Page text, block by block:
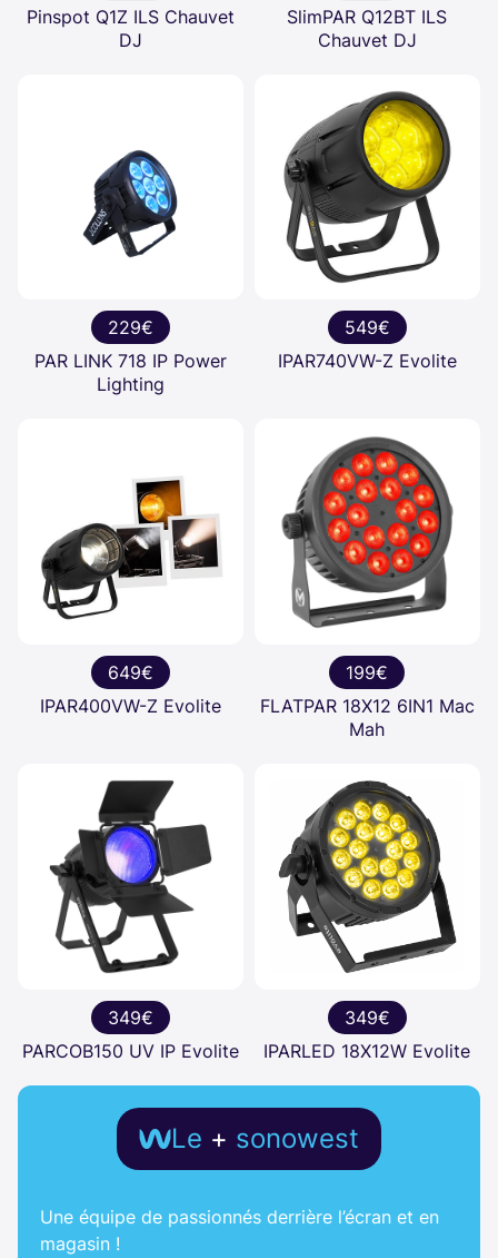
Pinspot Q1Z ILS Chauvet
DJ
SlimPAR Q12BT ILS
Chauvet DJ
229€
PAR LINK 718 IP Power
Lighting
549€
IPAR740VW-Z Evolite
649€
IPAR400VW-Z Evolite
199€
FLATPAR 18X12 6IN1 Mac
Mah
349€
PARCOB150 UV IP Evolite
349€
IPARLED 18X12W Evolite
Le + sonowest
Une équipe de passionnés derrière l’écran et en
magasin !